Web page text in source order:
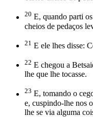
20 E, quando parti
cheios de pedaços
21 E ele lhes disse:
22 E chegou a
lhe que lhe tocasse.
23 E, tomando o
e, cuspindo-lhe nos
lhe se via alguma